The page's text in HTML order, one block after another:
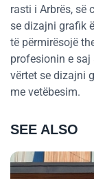
rasti i Arbrës, së
se dizajni grafik
të përmirësojë
profesionin e saj
vërtet se dizajni
me vetëbesim.
SEE ALSO